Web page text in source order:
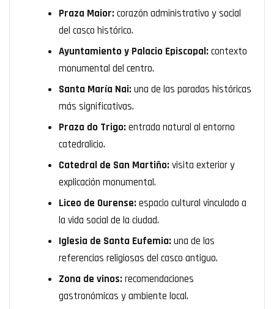
Praza Maior:corazón administrativo y social
del casco histórico.
Ayuntamiento y Palacio Episcopal:contexto
monumental del centro.
Santa María Nai:una de las paradas históricas
más significativas.
Praza do Trigo:entrada natural al entorno
catedralicio.
Catedral de San Martiño:visita exterior y
explicación monumental.
Liceo de Ourense:espacio cultural vinculado a
la vida social de la ciudad.
Iglesia de Santa Eufemia:una de las
referencias religiosas del casco antiguo.
Zona de vinos:recomendaciones
gastronómicas y ambiente local.